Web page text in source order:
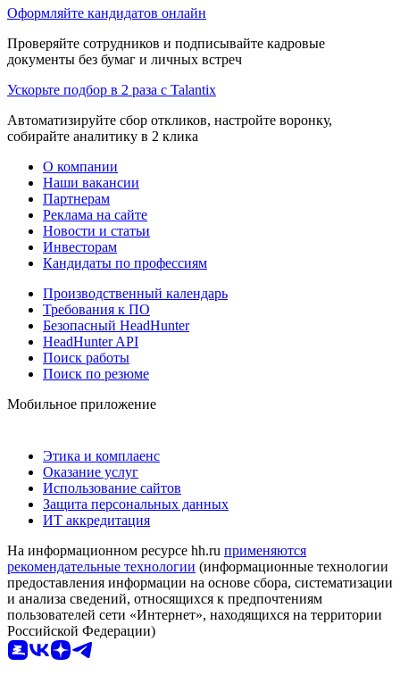
Оформляйте кандидатов онлайн
Проверяйте сотрудников и подписывайте кадровые
документы без бумаг и личных встреч
Ускорьте подбор в 2 раза с Talantix
Автоматизируйте сбор откликов, настройте воронку,
собирайте аналитику в 2 клика
О компании
Наши вакансии
Партнерам
Реклама на сайте
Новости и статьи
Инвесторам
Кандидаты по профессиям
Производственный календарь
Требования к ПО
Безопасный HeadHunter
HeadHunter API
Поиск работы
Поиск по резюме
Мобильное приложение
Этика и комплаенс
Оказание услуг
Использование сайтов
Защита персональных данных
ИТ аккредитация
На информационном ресурсе hh.ru применяются
рекомендательные технологии (информационные технологии
предоставления информации на основе сбора, систематизации
и анализа сведений, относящихся к предпочтениям
пользователей сети «Интернет», находящихся на территории
Российской Федерации)